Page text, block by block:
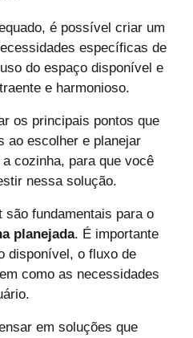
é possível criar um
específicas de
do espaço disponível e
e harmonioso.
os principais pontos que
ao escolher e planejar
cozinha, para que você
nessa solução.
são fundamentais para o
planejada. É importante
disponível, o fluxo de
como as necessidades
em soluções que